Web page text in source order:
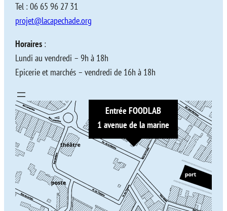
Tel : 06 65 96 27 31
projet@lacapechade.org
Horaires :
Lundi au vendredi – 9h à 18h
Epicerie et marchés – vendredi de 16h à 18h
Entrée FOODLAB
1 avenue de la marine